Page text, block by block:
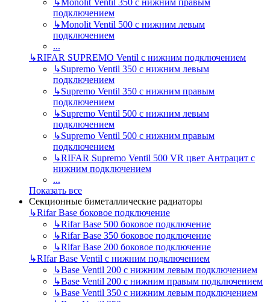
подключением
↳Monolit Ventil 500 с нижним левым
подключением
...
↳RIFAR SUPREMO Ventil с нижним подключением
↳Supremo Ventil 350 с нижним левым
подключением
↳Supremo Ventil 350 с нижним правым
подключением
↳Supremo Ventil 500 с нижним левым
подключением
↳Supremo Ventil 500 с нижним правым
подключением
↳RIFAR Supremo Ventil 500 VR цвет Антрацит с
нижним подключением
...
Показать все
Секционные биметаллические радиаторы
↳Rifar Base боковое подключение
↳Rifar Base 500 боковое подключение
↳Rifar Base 350 боковое подключение
↳Rifar Base 200 боковое подключение
↳RIfar Base Ventil с нижним подключением
↳Base Ventil 200 с нижним левым подключением
↳Base Ventil 200 с нижним правым подключением
↳Base Ventil 350 с нижним левым подключением